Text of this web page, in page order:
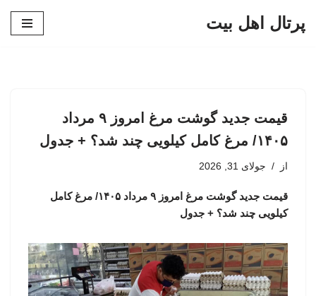
پرتال اهل بیت
قیمت جدید گوشت مرغ امروز ۹ مرداد
۱۴۰۵/ مرغ کامل کیلویی چند شد؟ + جدول
از جولای 31, 2026
قیمت جدید گوشت مرغ امروز ۹ مرداد ۱۴۰۵/ مرغ کامل
کیلویی چند شد؟ + جدول